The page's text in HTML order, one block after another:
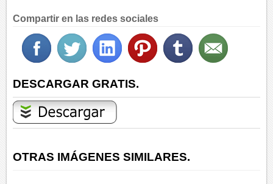
Compartir en las redes sociales
DESCARGAR GRATIS.
OTRAS IMÁGENES SIMILARES.